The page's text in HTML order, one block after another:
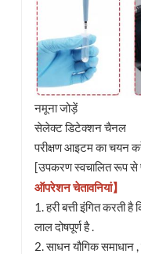
नमूना जोड़ें
सेलेक्ट डिटेक्शन चैनल
परीक्षण आइटम का चयन
[उपकरण स्वचालित रूप से
ऑपरेशन चेतावनियां】
1. हरी बत्ती इंगित करती
लाल दोषपूर्ण है .
2. साधन यौगिक